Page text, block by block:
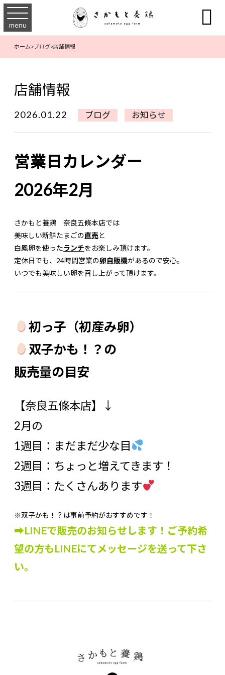
menu 
ホーム>ブログ>店舗情報
店舗情報
2026.01.22 ブログ お知らせ
営業日カレンダー
2026年2月
さかもと養鶏 奈良五條本店では
美味しい新鮮たまごの直売と
白鳳卵を使ったランチをお楽しみ頂けます。
定休日でも、24時間営業の卵自販機があるので安心。
いつでも美味しい卵を召し上がって頂けます。
初っ子（初産み卵）
双子かも！？の
販売量の目安
【奈良五條本店】↓
2月の
1週目：まだまだ少な目
2週目：ちょっと増えてきます！
3週目：たくさんあります
※双子かも！？は事前予約がおすすめです！
➡LINEで販売のお知らせします！ご予約希
望の方もLINEにてメッセージを送って下さ
い。